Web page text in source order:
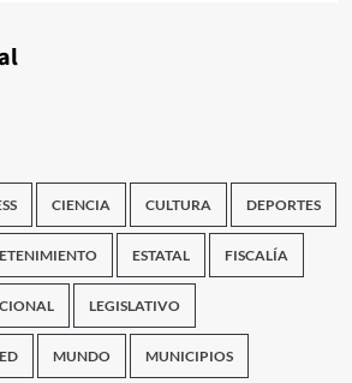
CIENCIA CULTURA DEPORTES
ESTATAL FISCALÍA
LEGISLATIVO
MUNDO MUNICIPIOS